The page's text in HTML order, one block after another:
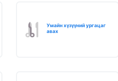
Умайн хүзүүний ургацаг
авах